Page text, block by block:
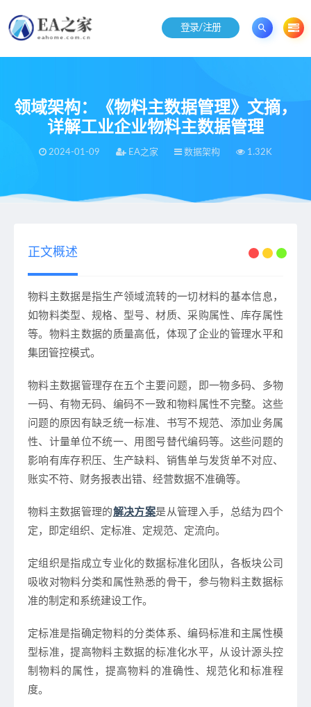
登录/注册
领域架构：《物料主数据管理》文摘，
详解工业企业物料主数据管理
2024-01-09 EA之家 数据架构 1.32K
正文概述
物料主数据是指生产领域流转的一切材料的基本信息，
如物料类型、规格、型号、材质、采购属性、库存属性
等。物料主数据的质量高低，体现了企业的管理水平和
集团管控模式。
物料主数据管理存在五个主要问题，即一物多码、多物
一码、有物无码、编码不一致和物料属性不完整。这些
问题的原因有缺乏统一标准、书写不规范、添加业务属
性、计量单位不统一、用图号替代编码等。这些问题的
影响有库存积压、生产缺料、销售单与发货单不对应、
账实不符、财务报表出错、经营数据不准确等。​
物料主数据管理的解决方案是从管理入手，总结为四个
定，即定组织、定标准、定规范、定流向。
定组织是指成立专业化的数据标准化团队，各板块公司
吸收对物料分类和属性熟悉的骨干，参与物料主数据标
准的制定和系统建设工作。
定标准是指确定物料的分类体系、编码标准和主属性模
型标准，提高物料主数据的标准化水平，从设计源头控
制物料的属性，提高物料的准确性、规范化和标准程
度。